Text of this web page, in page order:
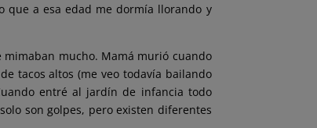
que a esa edad me dormía llorando y
mucho. Mamá murió cuando
tacos altos (me veo todavía bailando
entré al jardín de infancia todo
son golpes, pero existen diferentes